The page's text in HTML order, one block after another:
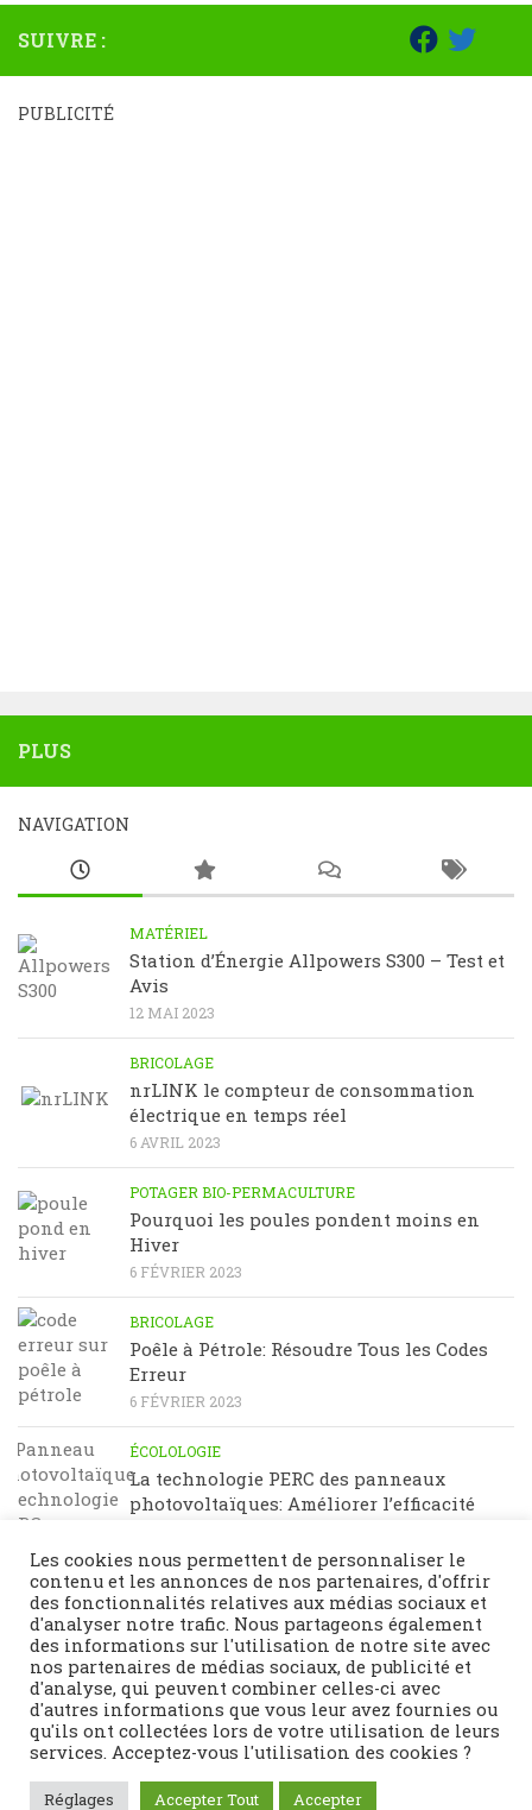
SUIVRE :
PUBLICITÉ
PLUS
NAVIGATION
MATÉRIEL
Station d’Énergie Allpowers S300 – Test et
Avis
12 MAI 2023
BRICOLAGE
nrLINK le compteur de consommation
électrique en temps réel
6 AVRIL 2023
POTAGER BIO-PERMACULTURE
Pourquoi les poules pondent moins en
Hiver
6 FÉVRIER 2023
BRICOLAGE
Poêle à Pétrole: Résoudre Tous les Codes
Erreur
6 FÉVRIER 2023
ÉCOLOLOGIE
La technologie PERC des panneaux
photovoltaïques: Améliorer l’efficacité
23 JANVIER 2023
Fièrement propulsé par - Conçu parThème Hueman
Les cookies nous permettent de personnaliser le
contenu et les annonces de nos partenaires, d'offrir
des fonctionnalités relatives aux médias sociaux et
d'analyser notre trafic. Nous partageons également
des informations sur l'utilisation de notre site avec
nos partenaires de médias sociaux, de publicité et
d'analyse, qui peuvent combiner celles-ci avec
d'autres informations que vous leur avez fournies ou
qu'ils ont collectées lors de votre utilisation de leurs
services. Acceptez-vous l'utilisation des cookies ?
Réglages Accepter Tout Accepter